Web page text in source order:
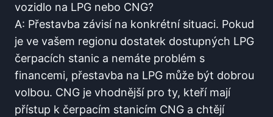
vozidlo na LPG nebo CNG?
A: Přestavba závisí na konkrétní situaci. Pokud
je ve vašem regionu dostatek dostupných LPG
čerpacích stanic a nemáte problém s
financemi, přestavba na LPG může být dobrou
volbou. CNG je vhodnější pro ty, kteří mají
přístup k čerpacím stanicím CNG a chtějí